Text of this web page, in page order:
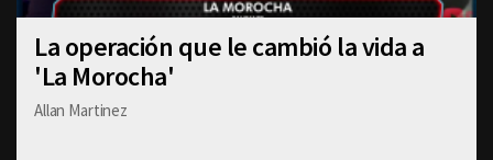
La operación que le cambió la vida a
'La Morocha'
Allan Martinez